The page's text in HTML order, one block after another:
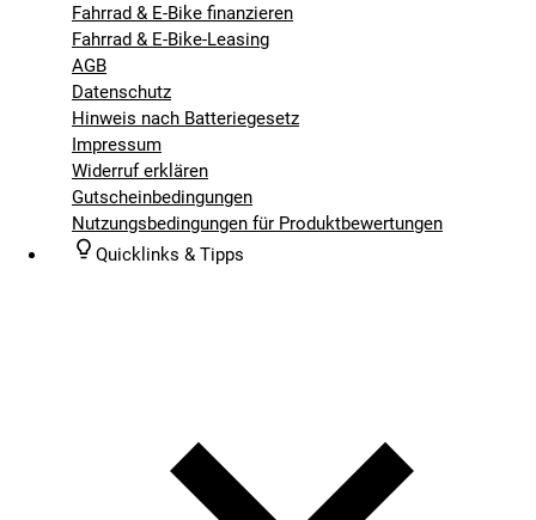
Fahrrad & E-Bike finanzieren
Fahrrad & E-Bike-Leasing
AGB
Datenschutz
Hinweis nach Batteriegesetz
Impressum
Widerruf erklären
Gutscheinbedingungen
Nutzungsbedingungen für Produktbewertungen
Quicklinks & Tipps